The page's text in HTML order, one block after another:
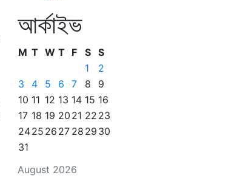
আর্কাইভ
August 2026
M T W T F S S
1
2
3
4 5 6 7 8
9
10 11 12 13 14 15 16
17 18 19 20 21 22 23
2425 26 27 28 29 30
31